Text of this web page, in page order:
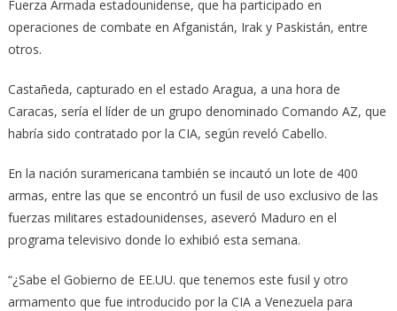
Fuerza Armada estadounidense, que ha participado en
operaciones de combate en Afganistán, Irak y Paskistán, entre
otros.
Castañeda, capturado en el estado Aragua, a una hora de
Caracas, sería el líder de un grupo denominado Comando AZ, que
habría sido contratado por la CIA, según reveló Cabello.
En la nación suramericana también se incautó un lote de 400
armas, entre las que se encontró un fusil de uso exclusivo de las
fuerzas militares estadounidenses, aseveró Maduro en el
programa televisivo donde lo exhibió esta semana.
“¿Sabe el Gobierno de EE.UU. que tenemos este fusil y otro
armamento que fue introducido por la CIA a Venezuela para